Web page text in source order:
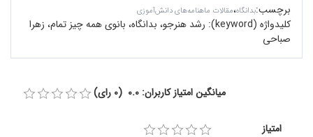
برچسب:بدانگاه،مقالات ماهنامه‌های دانش‌آموزی
کلیدواژه (keyword):
رشد هنرجو، بدانگاه، بانوی همه چیز تمام، زهرا
صباحی
میانگین امتیاز کاربران: 0.0 (0 رای)
امتیاز